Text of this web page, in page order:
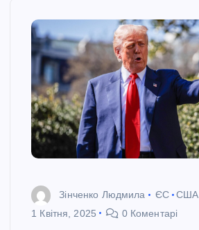
Зінченко Людмила ЄС
США
1 Квітня, 2025
0 Коментарі